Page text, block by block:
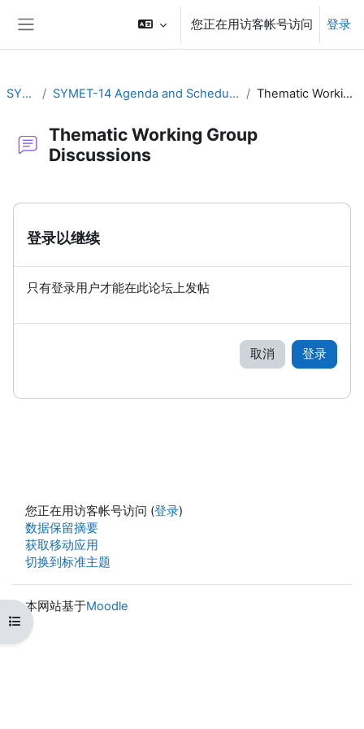
您正在用访客帐号访问 登录
打开课程索引
SYMET-14 SYMET-14 Agenda and Schedule Details (22 to 25 November 2021) Thematic Working Group Discussions
Thematic Working Group
Discussions
登录以继续
只有登录用户才能在此论坛上发帖
取消 登录
您正在用访客帐号访问 (登录)
‎数据保留摘要‎
获取移动应用
切换到标准主题
本网站基于Moodle